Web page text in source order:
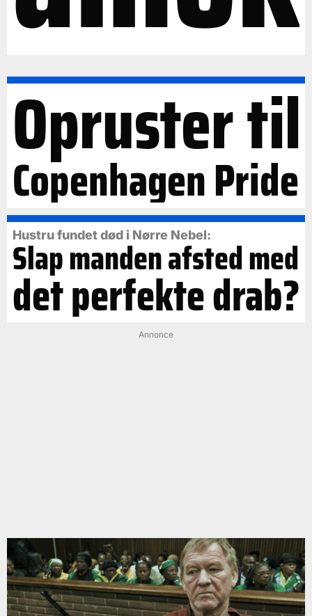
Opruster til
Copenhagen Pride
Hustru fundet død i Nørre Nebel:
Slap manden afsted med
det perfekte drab?
Annonce